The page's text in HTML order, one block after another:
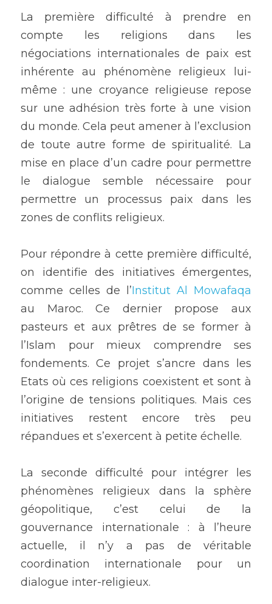
La première difficulté à prendre en
compte les religions dans les
négociations internationales de paix est
inhérente au phénomène religieux lui-
même : une croyance religieuse repose
sur une adhésion très forte à une vision
du monde. Cela peut amener à l’exclusion
de toute autre forme de spiritualité. La
mise en place d’un cadre pour permettre
le dialogue semble nécessaire pour
permettre un processus paix dans les
zones de conflits religieux.
Pour répondre à cette première difficulté,
on identifie des initiatives émergentes,
comme celles de l’Institut Al Mowafaqa
au Maroc. Ce dernier propose aux
pasteurs et aux prêtres de se former à
l’Islam pour mieux comprendre ses
fondements. Ce projet s’ancre dans les
Etats où ces religions coexistent et sont à
l’origine de tensions politiques. Mais ces
initiatives restent encore très peu
répandues et s’exercent à petite échelle.
La seconde difficulté pour intégrer les
phénomènes religieux dans la sphère
géopolitique, c’est celui de la
gouvernance internationale : à l’heure
actuelle, il n’y a pas de véritable
coordination internationale pour un
dialogue inter-religieux.